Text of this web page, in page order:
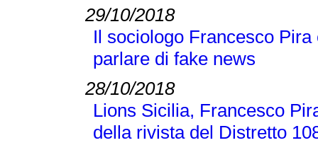
29/10/2018
Il sociologo Francesco
parlare di fake news
28/10/2018
Lions Sicilia, Francesco
della rivista del Distretto